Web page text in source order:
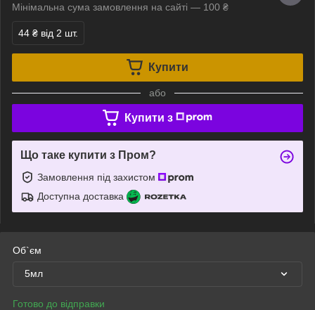
Мінімальна сума замовлення на сайті — 100 ₴
44 ₴ від 2 шт.
Купити
або
Купити з
Що таке купити з Пром?
Замовлення під захистом
Доступна доставка
Об`єм
5мл
Готово до відправки